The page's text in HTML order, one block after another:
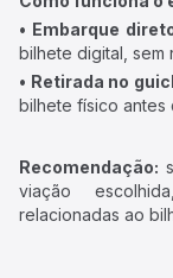
• Embarque
bilhete digital, sem
• Retirada no
bilhete físico antes
Recomendação:
viação
relacionadas ao